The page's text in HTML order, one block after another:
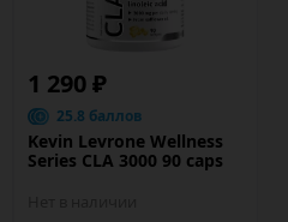
1 290 ₽
25.8 баллов
Kevin Levrone Wellness
Series CLA 3000 90 caps